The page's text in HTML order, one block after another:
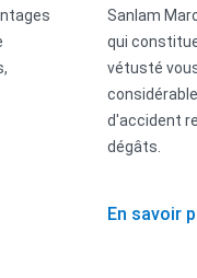
Sanlam
qui
vétusté
d'accident
dégâts.
En savoir